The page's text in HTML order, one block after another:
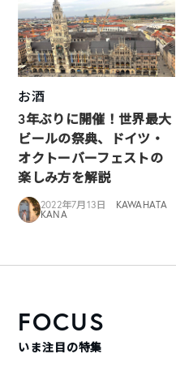
お酒
3年ぶりに開催！世界最大
ビールの祭典、ドイツ・
オクトーバーフェストの
楽しみ方を解説
2022年7月13日
KAWAHATA
KANA
FOCUS
いま注目の特集